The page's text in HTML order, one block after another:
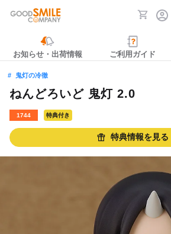
お知らせ・出荷情報 ご利用ガイド
鬼灯の冷徹
ねんどろいど 鬼灯 2.0
1744 特典付き
特典情報を見る